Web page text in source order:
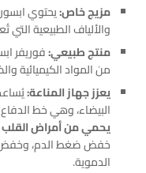
مزيج خاص:يحتوي
والألياف الطبيعية التي
منتج طبيعي:فوريفر
من المواد الكيميائية
يعزز جهاز المناعة:
البيضاء، وهي خط
يحمي من أمراض
خفض ضغط الدم، وخفض
الدموية.